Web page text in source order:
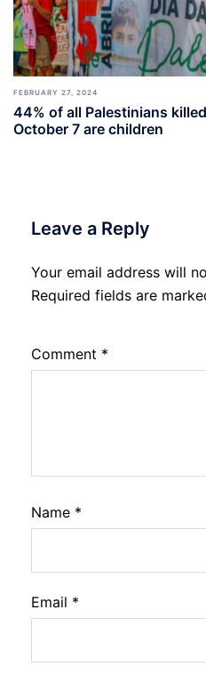
FEBRUARY 27, 2024
44% of all Palestinians
October 7 are children
Leave a Reply
Your email address will
Required fields are
Comment *
Name *
Email *